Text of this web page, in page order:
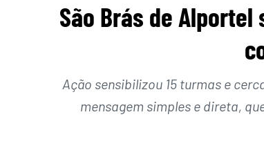
São Brás de
Ação sensibilizou 15 turmas e
mensagem simples e direta,